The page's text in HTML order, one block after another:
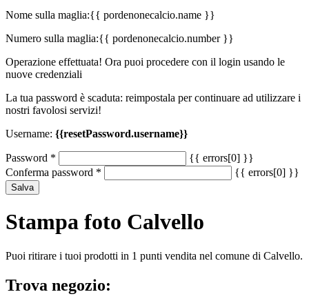
Nome sulla maglia:{{ pordenonecalcio.name }}
Numero sulla maglia:{{ pordenonecalcio.number }}
Operazione effettuata! Ora puoi procedere con il login usando le
nuove credenziali
La tua password è scaduta: reimpostala per continuare ad utilizzare i
nostri favolosi servizi!
Username: {{resetPassword.username}}
Password *
{{ errors[0] }}
Conferma password * {{ errors[0] }}
Salva
Stampa foto Calvello
Puoi ritirare i tuoi prodotti in 1 punti vendita nel comune di Calvello.
Trova negozio: